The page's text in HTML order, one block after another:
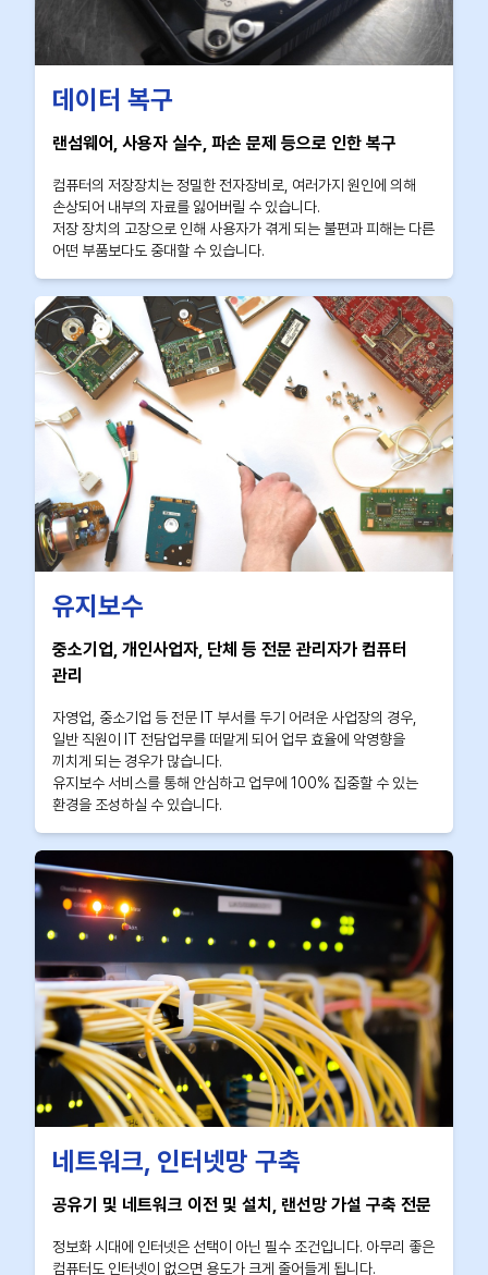
데이터 복구
랜섬웨어, 사용자 실수, 파손 문제 등으로 인한 복구
컴퓨터의 저장장치는 정밀한 전자장비로, 여러가지 원인에 의해
손상되어 내부의 자료를 잃어버릴 수 있습니다.
저장 장치의 고장으로 인해 사용자가 겪게 되는 불편과 피해는 다른
어떤 부품보다도 중대할 수 있습니다.
유지보수
중소기업, 개인사업자, 단체 등 전문 관리자가 컴퓨터
관리
자영업, 중소기업 등 전문 IT 부서를 두기 어려운 사업장의 경우,
일반 직원이 IT 전담업무를 떠맡게 되어 업무 효율에 악영향을
끼치게 되는 경우가 많습니다.
유지보수 서비스를 통해 안심하고 업무에 100% 집중할 수 있는
환경을 조성하실 수 있습니다.
네트워크, 인터넷망 구축
공유기 및 네트워크 이전 및 설치, 랜선망 가설 구축 전문
정보화 시대에 인터넷은 선택이 아닌 필수 조건입니다. 아무리 좋은
컴퓨터도 인터넷이 없으면 용도가 크게 줄어들게 됩니다.